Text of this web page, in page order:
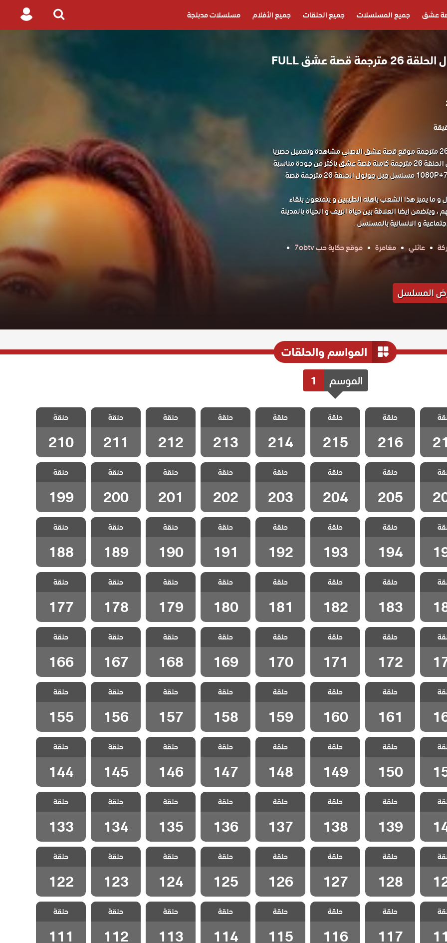
عشق جميع المسلسلات جميع الحلقات جميع الأفلام مسلسلات مدبلجة
Search
Login
مسلسل جبل جونول الحلقة 26 مترجمة قصة عشق FULL
مسلسل جبل جونول الحلقة 26 مترجمة موقع قصة عشق الاصلي مشاهدة وتحميل حصريا
المسلسل التركي جبل جونول الحلقة 26 مترجمة كاملة قصة عشق باكثر من جودة مناسبة
للجوال 1080P+720P+480P+360P مسلسل جبل جونول الحلقة 26 مترجمة قصة
ما يميز هذا الشعب باهله الطيبين و يتمتعون بنقاء
ويتضمن ايضا العلاقة بين حياة الريف و الحياة بالمدينة
و الانسانية بالمسلسل .
عائلي مغامرة
موقع حكاية حب 7obtv
المسلسل
المواسم والحلقات
الموسم 1
جبل
مسلسل جبل
جونول الحلقة
216
حلقة
216
مسلسل جبل
جونول الحلقة
215
حلقة
215
مسلسل جبل
جونول الحلقة
214
حلقة
214
مسلسل جبل
جونول الحلقة
213
حلقة
213
مسلسل جبل
جونول الحلقة
212
حلقة
212
مسلسل جبل
جونول الحلقة
211
حلقة
211
مسلسل جبل
جونول الحلقة
210
حلقة
210
جبل
مسلسل جبل
جونول الحلقة
205
حلقة
205
مسلسل جبل
جونول الحلقة
204
حلقة
204
مسلسل جبل
جونول الحلقة
203
حلقة
203
مسلسل جبل
جونول الحلقة
202
حلقة
202
مسلسل جبل
جونول الحلقة
201
حلقة
201
مسلسل جبل
جونول الحلقة
200
حلقة
200
مسلسل جبل
جونول الحلقة
199
حلقة
199
جبل
مسلسل جبل
جونول الحلقة
194
حلقة
194
مسلسل جبل
جونول الحلقة
193
حلقة
193
مسلسل جبل
جونول الحلقة
192
حلقة
192
مسلسل جبل
جونول الحلقة
191
حلقة
191
مسلسل جبل
جونول الحلقة
190
حلقة
190
مسلسل جبل
جونول الحلقة
189
حلقة
189
مسلسل جبل
جونول الحلقة
188
حلقة
188
جبل
مسلسل جبل
جونول الحلقة
183
حلقة
183
مسلسل جبل
جونول الحلقة
182
حلقة
182
مسلسل جبل
جونول الحلقة
181
حلقة
181
مسلسل جبل
جونول الحلقة
180
حلقة
180
مسلسل جبل
جونول الحلقة
179
حلقة
179
مسلسل جبل
جونول الحلقة
178
حلقة
178
مسلسل جبل
جونول الحلقة
177
حلقة
177
جبل
مسلسل جبل
جونول الحلقة
172
حلقة
172
مسلسل جبل
جونول الحلقة
171
حلقة
171
مسلسل جبل
جونول الحلقة
170
حلقة
170
مسلسل جبل
جونول الحلقة
169
حلقة
169
مسلسل جبل
جونول الحلقة
168
حلقة
168
مسلسل جبل
جونول الحلقة
167
حلقة
167
مسلسل جبل
جونول الحلقة
166
حلقة
166
جبل
مسلسل جبل
جونول الحلقة
161
حلقة
161
مسلسل جبل
جونول الحلقة
160
حلقة
160
مسلسل جبل
جونول الحلقة
159
حلقة
159
مسلسل جبل
جونول الحلقة
158
حلقة
158
مسلسل جبل
جونول الحلقة
157
حلقة
157
مسلسل جبل
جونول الحلقة
156
حلقة
156
مسلسل جبل
جونول الحلقة
155
حلقة
155
جبل
مسلسل جبل
جونول الحلقة
150
حلقة
150
مسلسل جبل
جونول الحلقة
149
حلقة
149
مسلسل جبل
جونول الحلقة
148
حلقة
148
مسلسل جبل
جونول الحلقة
147
حلقة
147
مسلسل جبل
جونول الحلقة
146
حلقة
146
مسلسل جبل
جونول الحلقة
145
حلقة
145
مسلسل جبل
جونول الحلقة
144
حلقة
144
جبل
مسلسل جبل
جونول الحلقة
139
حلقة
139
مسلسل جبل
جونول الحلقة
138
حلقة
138
مسلسل جبل
جونول الحلقة
137
حلقة
137
مسلسل جبل
جونول الحلقة
136
حلقة
136
مسلسل جبل
جونول الحلقة
135
حلقة
135
مسلسل جبل
جونول الحلقة
134
حلقة
134
مسلسل جبل
جونول الحلقة
133
حلقة
133
جبل
مسلسل جبل
جونول الحلقة
128
حلقة
128
مسلسل جبل
جونول الحلقة
127
حلقة
127
مسلسل جبل
جونول الحلقة
126
حلقة
126
مسلسل جبل
جونول الحلقة
125
حلقة
125
مسلسل جبل
جونول الحلقة
124
حلقة
124
مسلسل جبل
جونول الحلقة
123
حلقة
123
مسلسل جبل
جونول الحلقة
122
حلقة
122
جبل
مسلسل جبل
جونول الحلقة
117
حلقة
117
مسلسل جبل
جونول الحلقة
116
حلقة
116
مسلسل جبل
جونول الحلقة
115
حلقة
115
مسلسل جبل
جونول الحلقة
114
حلقة
114
مسلسل جبل
جونول الحلقة
113
حلقة
113
مسلسل جبل
جونول الحلقة
112
حلقة
112
مسلسل جبل
جونول الحلقة
111
حلقة
111